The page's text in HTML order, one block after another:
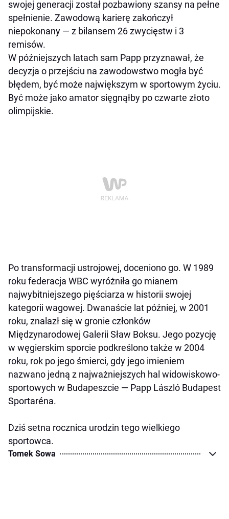
swojej generacji został pozbawiony szansy na pełne
spełnienie. Zawodową karierę zakończył
niepokonany — z bilansem 26 zwycięstw i 3
remisów.
W późniejszych latach sam Papp przyznawał, że
decyzja o przejściu na zawodowstwo mogła być
błędem, być może największym w sportowym życiu.
Być może jako amator sięgnąłby po czwarte złoto
olimpijskie.
Po transformacji ustrojowej, doceniono go. W 1989
roku federacja WBC wyróżniła go mianem
najwybitniejszego pięściarza w historii swojej
kategorii wagowej. Dwanaście lat później, w 2001
roku, znalazł się w gronie członków
Międzynarodowej Galerii Sław Boksu. Jego pozycję
w węgierskim sporcie podkreślono także w 2004
roku, rok po jego śmierci, gdy jego imieniem
nazwano jedną z najważniejszych hal widowiskowo-
sportowych w Budapeszcie — Papp László Budapest
Sportaréna.
Dziś setna rocznica urodzin tego wielkiego
sportowca.
Tomek Sowa